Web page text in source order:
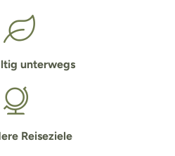
unterwegs
Reiseziele